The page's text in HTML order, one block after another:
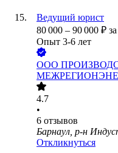
Ведущий юрист
80 000 – 90 000 ₽
Опыт 3-6 лет
ООО
4.7
•
6 отзывов
Барнаул, р-н
Откликнуться